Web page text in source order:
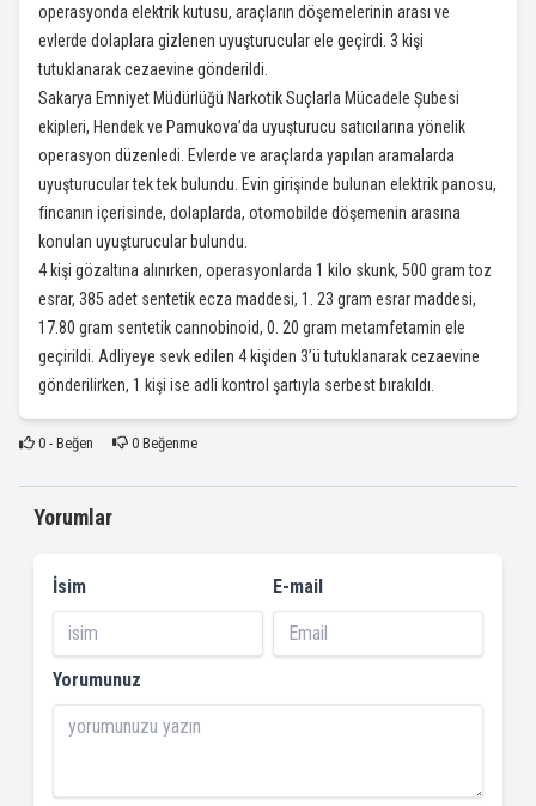
operasyonda elektrik kutusu, araçların döşemelerinin arası ve
evlerde dolaplara gizlenen uyuşturucular ele geçirdi. 3 kişi
tutuklanarak cezaevine gönderildi.
Sakarya Emniyet Müdürlüğü Narkotik Suçlarla Mücadele Şubesi
ekipleri, Hendek ve Pamukova’da uyuşturucu satıcılarına yönelik
operasyon düzenledi. Evlerde ve araçlarda yapılan aramalarda
uyuşturucular tek tek bulundu. Evin girişinde bulunan elektrik panosu,
fincanın içerisinde, dolaplarda, otomobilde döşemenin arasına
konulan uyuşturucular bulundu.
4 kişi gözaltına alınırken, operasyonlarda 1 kilo skunk, 500 gram toz
esrar, 385 adet sentetik ecza maddesi, 1. 23 gram esrar maddesi,
17.80 gram sentetik cannobinoid, 0. 20 gram metamfetamin ele
geçirildi. Adliyeye sevk edilen 4 kişiden 3’ü tutuklanarak cezaevine
gönderilirken, 1 kişi ise adli kontrol şartıyla serbest bırakıldı.
0- Beğen 0Beğenme
Yorumlar
İsim E-mail
Yorumunuz